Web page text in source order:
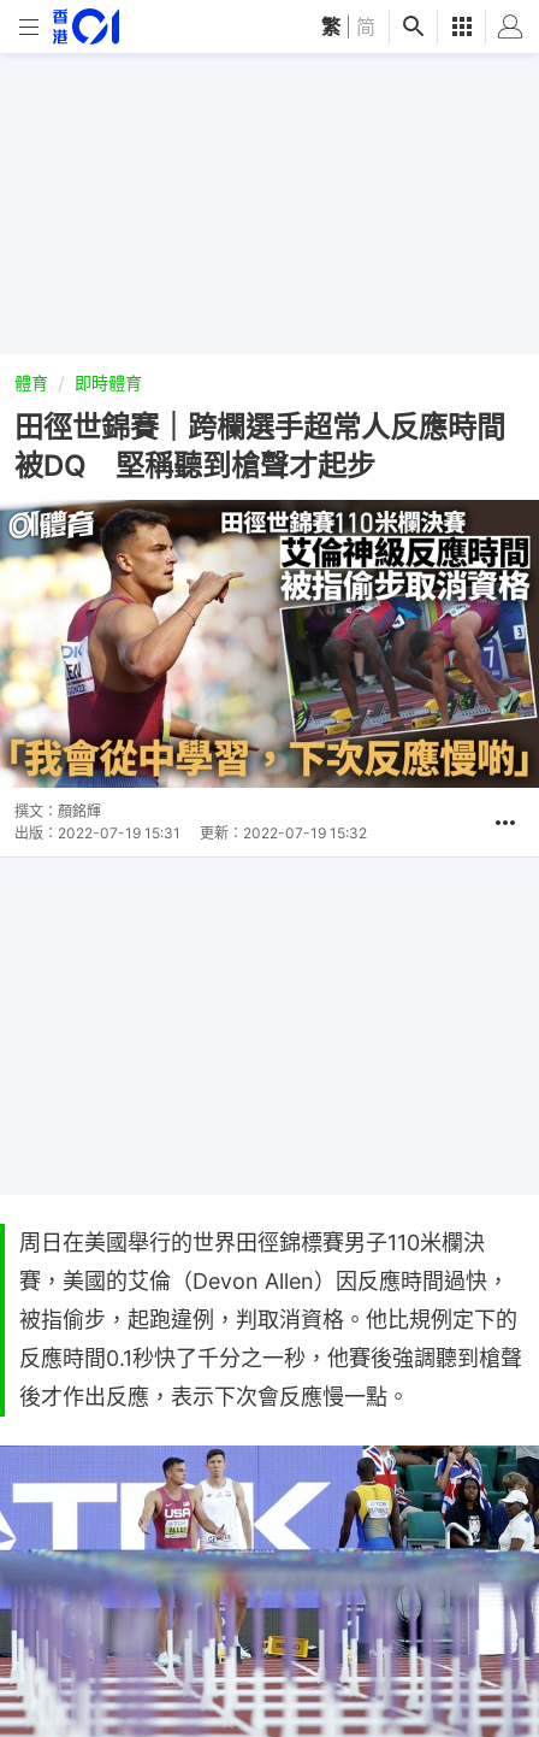
繁 简
體育 即時體育
田徑世錦賽｜跨欄選手超常人反應時間
被DQ 堅稱聽到槍聲才起步
撰文： 顏銘輝
出版： 2022-07-19 15:31 更新： 2022-07-19 15:32
周日在美國舉行的世界田徑錦標賽男子110米欄決
賽，美國的艾倫（Devon Allen）因反應時間過快，
被指偷步，起跑違例，判取消資格。他比規例定下的
反應時間0.1秒快了千分之一秒，他賽後強調聽到槍聲
後才作出反應，表示下次會反應慢一點。